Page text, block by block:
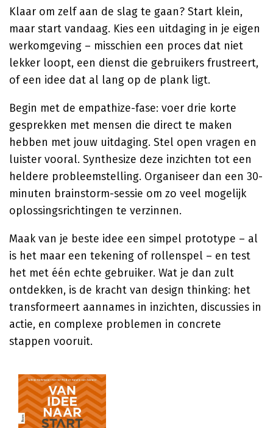
Klaar om zelf aan de slag te gaan? Start klein,
maar start vandaag. Kies een uitdaging in je eigen
werkomgeving – misschien een proces dat niet
lekker loopt, een dienst die gebruikers frustreert,
of een idee dat al lang op de plank ligt.
Begin met de empathize-fase: voer drie korte
gesprekken met mensen die direct te maken
hebben met jouw uitdaging. Stel open vragen en
luister vooral. Synthesize deze inzichten tot een
heldere probleemstelling. Organiseer dan een 30-
minuten brainstorm-sessie om zo veel mogelijk
oplossingsrichtingen te verzinnen.
Maak van je beste idee een simpel prototype – al
is het maar een tekening of rollenspel – en test
het met één echte gebruiker. Wat je dan zult
ontdekken, is de kracht van design thinking: het
transformeert aannames in inzichten, discussies in
actie, en complexe problemen in concrete
stappen vooruit.